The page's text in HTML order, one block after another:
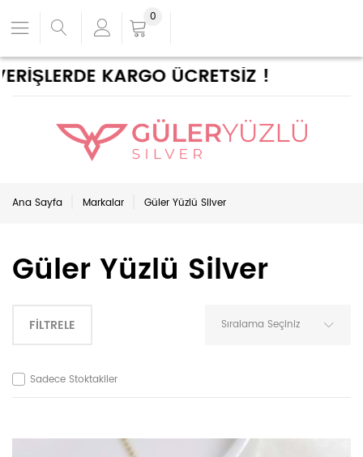
ÜCRETSİZ !
0
Ana Sayfa Markalar Güler Yüzlü Silver
Güler Yüzlü Silver
FILTRELE Sıralama Seçiniz
Sadece Stoktakiler